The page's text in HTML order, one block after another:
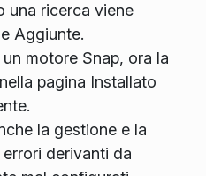
una ricerca viene
Aggiunte.
motore Snap, ora la
pagina Installato
la gestione e la
derivanti da